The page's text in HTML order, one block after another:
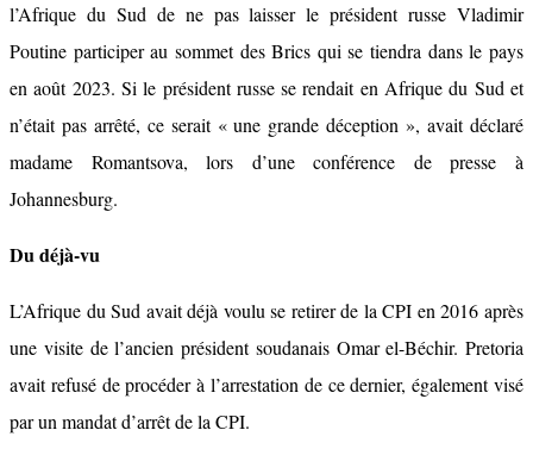
l’Afrique du Sud de ne pas laisser le président russe Vladimir
Poutine participer au sommet des Brics qui se tiendra dans le pays
en août 2023. Si le président russe se rendait en Afrique du Sud et
n’était pas arrêté, ce serait « une grande déception », avait déclaré
madame Romantsova, lors d’une conférence de presse à
Johannesburg.
Du déjà-vu
L’Afrique du Sud avait déjà voulu se retirer de la CPI en 2016 après
une visite de l’ancien président soudanais Omar el-Béchir. Pretoria
avait refusé de procéder à l’arrestation de ce dernier, également visé
par un mandat d’arrêt de la CPI.